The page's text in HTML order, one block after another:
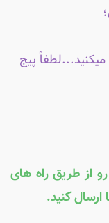
پیج
از طریق راه های
ارسال کنید.